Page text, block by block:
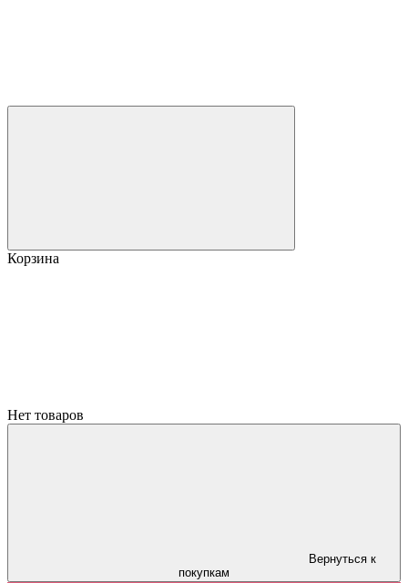
Корзина
Нет товаров
Вернуться к
покупкам